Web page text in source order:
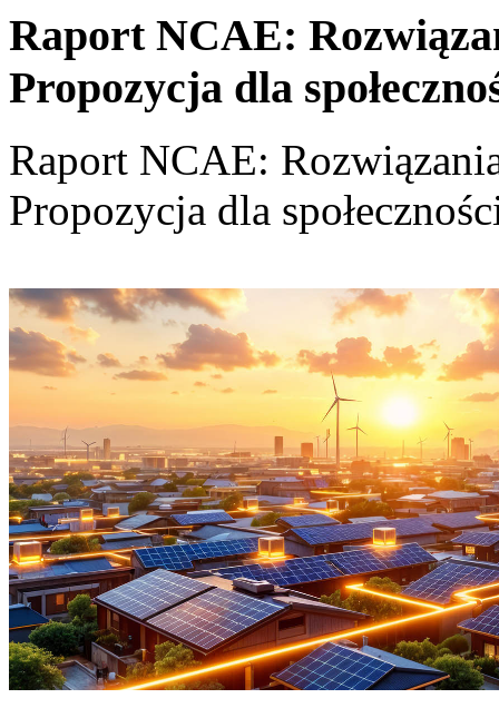
Raport NCAE:
Propozycja dla
Raport NCAE:
Propozycja dla